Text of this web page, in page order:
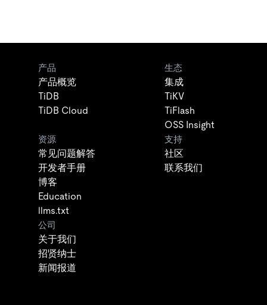
产品
产品概览
TiDB
TiDB Cloud
生态
集成
TiKV
TiFlash
OSS Insight
资源
常见问题解答
开发者手册
博客
Education
llms.txt
支持
社区
联系我们
公司
关于我们
招贤纳士
新闻报道